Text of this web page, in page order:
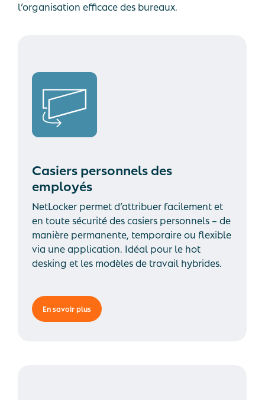
l’organisation efficace des bureaux.
Casiers personnels des
employés
NetLocker permet d’attribuer facilement et
en toute sécurité des casiers personnels – de
manière permanente, temporaire ou flexible
via une application. Idéal pour le hot
desking et les modèles de travail hybrides.
En savoir plus